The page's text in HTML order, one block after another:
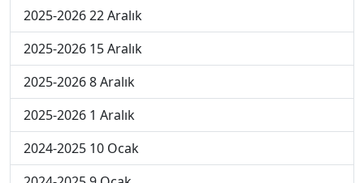
2025-2026 22 Aralık
2025-2026 15 Aralık
2025-2026 8 Aralık
2025-2026 1 Aralık
2024-2025 10 Ocak